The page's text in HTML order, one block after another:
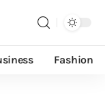
Fashion